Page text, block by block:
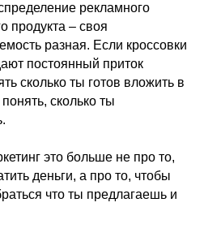
рекламного
продукта – своя
разная. Если кроссовки
постоянный приток
сколько ты готов вложить в
сколько ты
это больше не про то,
деньги, а про то, чтобы
что ты предлагаешь и